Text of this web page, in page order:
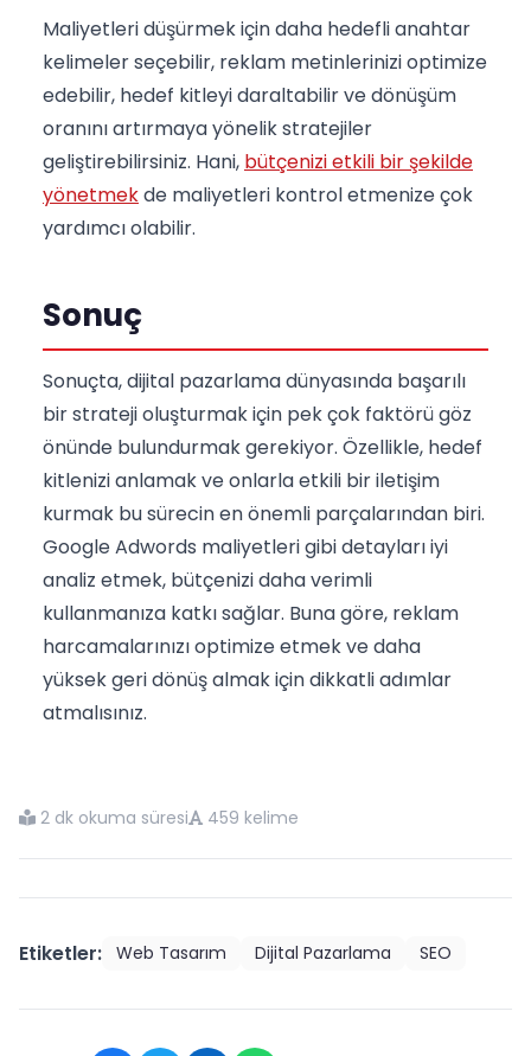
Maliyetleri düşürmek için daha hedefli anahtar
kelimeler seçebilir, reklam metinlerinizi optimize
edebilir, hedef kitleyi daraltabilir ve dönüşüm
oranını artırmaya yönelik stratejiler
geliştirebilirsiniz. Hani, bütçenizi etkili bir şekilde
yönetmekde maliyetleri kontrol etmenize çok
yardımcı olabilir.
Sonuç
Sonuçta, dijital pazarlama dünyasında başarılı
bir strateji oluşturmak için pek çok faktörü göz
önünde bulundurmak gerekiyor. Özellikle, hedef
kitlenizi anlamak ve onlarla etkili bir iletişim
kurmak bu sürecin en önemli parçalarından biri.
Google Adwords maliyetleri gibi detayları iyi
analiz etmek, bütçenizi daha verimli
kullanmanıza katkı sağlar. Buna göre, reklam
harcamalarınızı optimize etmek ve daha
yüksek geri dönüş almak için dikkatli adımlar
atmalısınız.
2 dk okuma süresi 459 kelime
Etiketler: Web Tasarım Dijital Pazarlama SEO